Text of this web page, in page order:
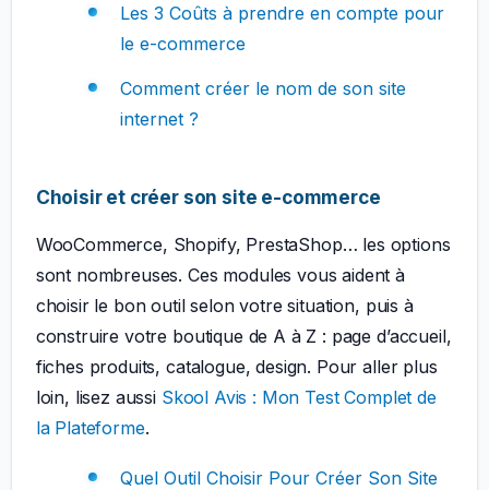
Les 3 Coûts à prendre en compte pour
le e-commerce
Comment créer le nom de son site
internet ?
Choisir et créer son site e-commerce
WooCommerce, Shopify, PrestaShop… les options
sont nombreuses. Ces modules vous aident à
choisir le bon outil selon votre situation, puis à
construire votre boutique de A à Z : page d’accueil,
fiches produits, catalogue, design. Pour aller plus
loin, lisez aussi Skool Avis : Mon Test Complet de
la Plateforme.
Quel Outil Choisir Pour Créer Son Site